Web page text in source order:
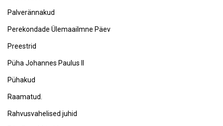
Palverännakud
Perekondade Ülemaailmne Päev
Preestrid
Püha Johannes Paulus II
Pühakud
Raamatud.
Rahvusvahelised juhid